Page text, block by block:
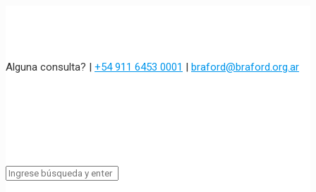
Alguna consulta? | +54 911 6453 0001 | braford@braford.org.ar